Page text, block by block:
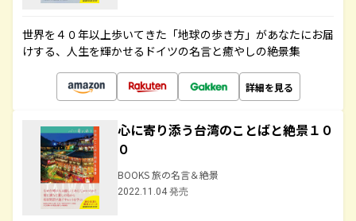
世界を４０年以上歩いてきた「地球の歩き方」があなたにお届
けする、人生を輝かせるドイツの名言と癒やしの絶景集
詳細を見る
心に寄り添う台湾のことばと絶景１０
０
BOOKS 旅の名言＆絶景
2022.11.04 発売